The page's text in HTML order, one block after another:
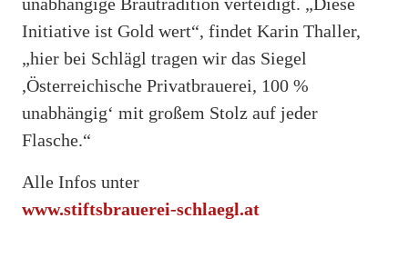
Initiative ist Gold wert“, findet Karin Thaller,
„hier bei Schlägl tragen wir das Siegel
,Österreichische Privatbrauerei, 100 %
unabhängig‘ mit großem Stolz auf jeder
Flasche.“
Alle Infos unter
www.stiftsbrauerei-schlaegl.at